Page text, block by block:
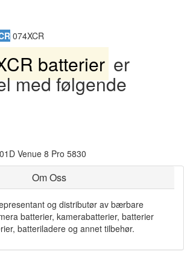
074XCR
batterier er
med følgende
Venue 8 Pro 5830
Om Oss
og distributør av bærbare
batterier, kamerabatterier, batterier
batteriladere og annet tilbehør.